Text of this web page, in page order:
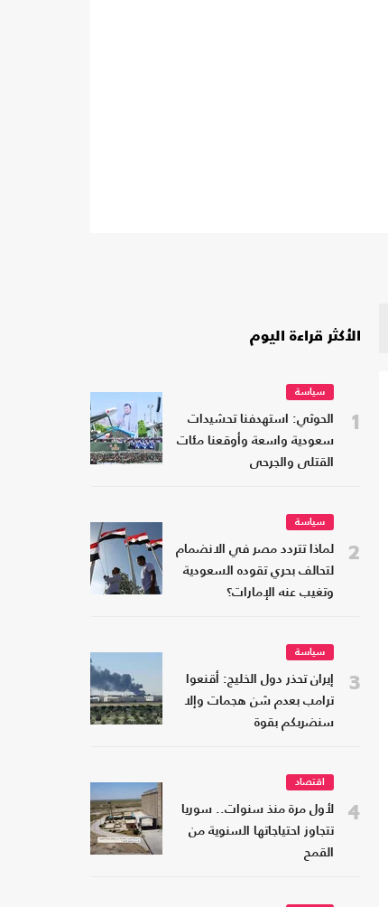
الأكثر قراءة اليوم
1
سياسة
الحوثي: استهدفنا تحشيدات
سعودية واسعة وأوقعنا مئات
القتلى والجرحى
2
سياسة
لماذا تتردد مصر في الانضمام
لتحالف بحري تقوده السعودية
وتغيب عنه الإمارات؟
3
سياسة
إيران تحذر دول الخليج: أقنعوا
ترامب بعدم شن هجمات وإلا
سنضربكم بقوة
4
اقتصاد
لأول مرة منذ سنوات.. سوريا
تتجاوز احتياجاتها السنوية من
القمح